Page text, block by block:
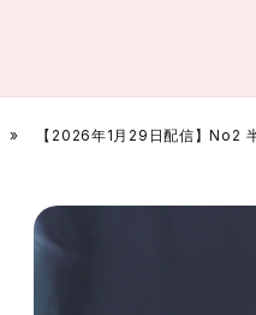
» 【2026年1月29日配信】No2